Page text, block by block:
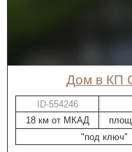
дом в КП
ID-554246
18 км от МКАД
"под ключ"